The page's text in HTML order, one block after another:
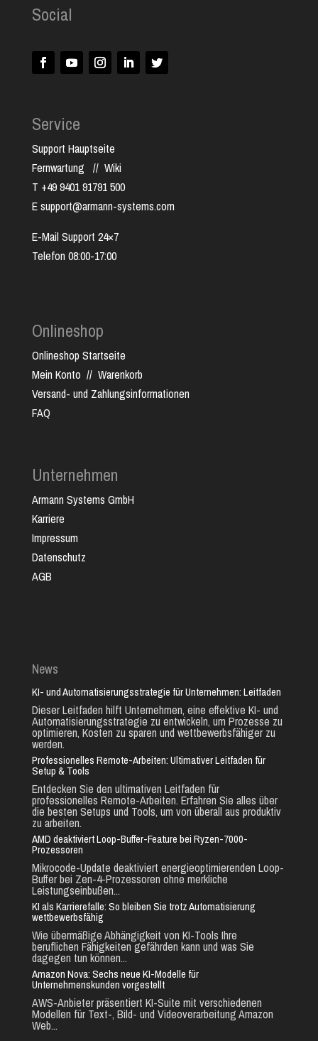
Social
Service
Support Hauptseite
Fernwartung // Wiki
T +49 9401 91791 500
E support@armann-systems.com
E-Mail Support 24×7
Telefon 08:00-17:00
Onlineshop
Onlineshop Startseite
Mein Konto // Warenkorb
Versand- und Zahlungsinformationen
FAQ
Unternehmen
Armann Systems GmbH
Karriere
Impressum
Datenschutz
AGB
News
KI- und Automatisierungsstrategie für Unternehmen: Leitfaden
Dieser Leitfaden hilft Unternehmen, eine effektive KI- und
Automatisierungsstrategie zu entwickeln, um Prozesse zu
optimieren, Kosten zu sparen und wettbewerbsfähiger zu
werden.
Professionelles Remote-Arbeiten: Ultimativer Leitfaden für
Setup & Tools
Entdecken Sie den ultimativen Leitfaden für
professionelles Remote-Arbeiten. Erfahren Sie alles über
die besten Setups und Tools, um von überall aus produktiv
zu arbeiten.
AMD deaktiviert Loop-Buffer-Feature bei Ryzen-7000-
Prozessoren
Mikrocode-Update deaktiviert energieoptimierenden Loop-
Buffer bei Zen-4-Prozessoren ohne merkliche
Leistungseinbußen...
KI als Karrierefalle: So bleiben Sie trotz Automatisierung
wettbewerbsfähig
Wie übermäßige Abhängigkeit von KI-Tools Ihre
beruflichen Fähigkeiten gefährden kann und was Sie
dagegen tun können...
Amazon Nova: Sechs neue KI-Modelle für
Unternehmenskunden vorgestellt
AWS-Anbieter präsentiert KI-Suite mit verschiedenen
Modellen für Text-, Bild- und Videoverarbeitung Amazon
Web...